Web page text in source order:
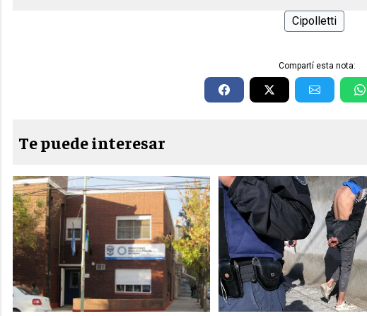
Cipolletti
Compartí esta nota:
Te puede interesar